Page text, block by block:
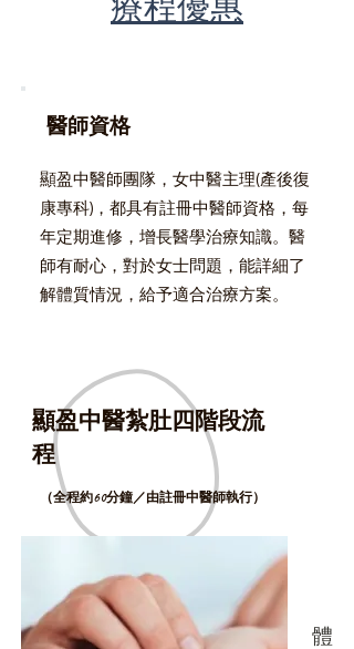
醫師資格
顯盈中醫師團隊，女中醫主理(產後復
康專科)，都具有註冊中醫師資格，每
年定期進修，增長醫學治療知識。醫
師有耐心，對於女士問題，能詳細了
解體質情況，給予適合治療方案。
顯盈中醫紮肚四階段流
程
（全程約60分鐘／由註冊中醫師執行）
體